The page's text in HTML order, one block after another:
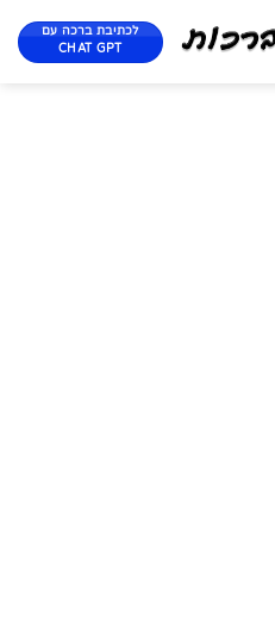
לכתיבת ברכה עם
CHAT GPT